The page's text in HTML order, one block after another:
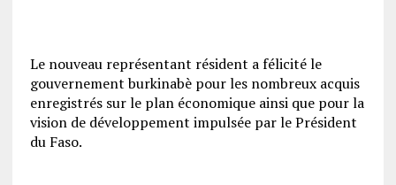
Le nouveau représentant résident a félicité le
gouvernement burkinabè pour les nombreux acquis
enregistrés sur le plan économique ainsi que pour la
vision de développement impulsée par le Président
du Faso.